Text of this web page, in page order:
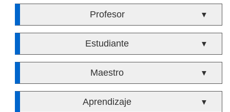
Profesor ▼
Estudiante ▼
Maestro ▼
Aprendizaje ▼